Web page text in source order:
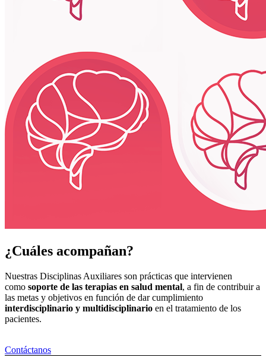
¿Cuáles acompañan?
Nuestras Disciplinas Auxiliares son prácticas que intervienen
como soporte de las terapias en salud mental, a fin de contribuir a
las metas y objetivos en función de dar cumplimiento
interdisciplinario y multidisciplinario en el tratamiento de los
pacientes.
Contáctanos